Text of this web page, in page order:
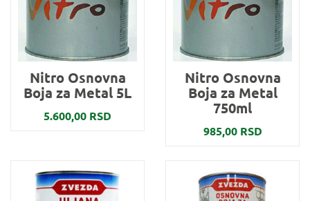
Nitro Osnovna
Boja za Metal 5L
5.600,00 RSD
Nitro Osnovna
Boja za Metal
750ml
985,00 RSD